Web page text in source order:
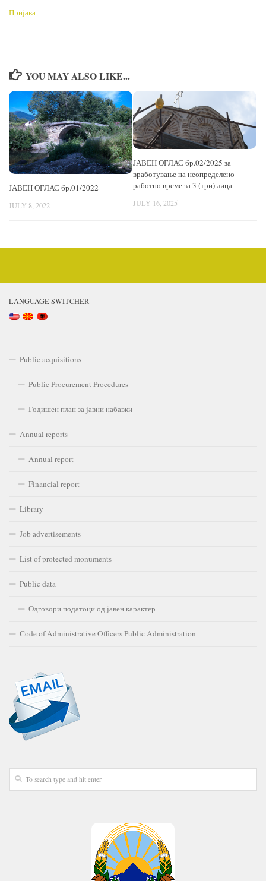
Пријава
YOU MAY ALSO LIKE...
ЈАВЕН ОГЛАС бр.01/2022
JULY 8, 2022
ЈАВЕН ОГЛАС бр.02/2025 за
вработување на неопределено
работно време за 3 (три) лица
JULY 16, 2025
LANGUAGE SWITCHER
Public acquisitions
Public Procurement Procedures
Годишен план за јавни набавки
Annual reports
Annual report
Financial report
Library
Job advertisements
List of protected monuments
Public data
Одговори податоци од јавен карактер
Code of Administrative Officers Public Administration